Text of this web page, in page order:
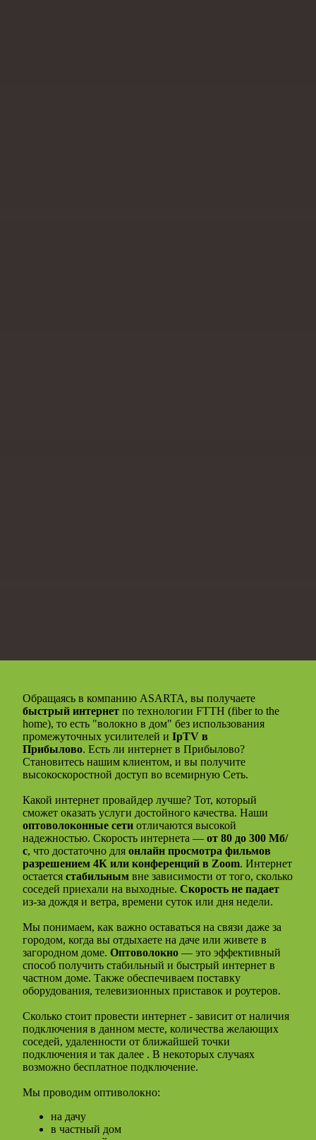
Обращаясь в компанию ASARTA, вы получаете
быстрый интернет по технологии FTTH (fiber to the
home), то есть "волокно в дом" без использования
промежуточных усилителей и IpTV в
Прибылово. Есть ли интернет в Прибылово?
Становитесь нашим клиентом, и вы получите
высокоскоростной доступ во всемирную Сеть.
Какой интернет провайдер лучше? Тот, который
сможет оказать услуги достойного качества. Наши
оптоволоконные сети отличаются высокой
надежностью. Скорость интернета — от 80 до 300 Мб/
с, что достаточно для онлайн просмотра фильмов
разрешением 4К или конференций в Zoom. Интернет
остается стабильным вне зависимости от того, сколько
соседей приехали на выходные. Скорость не падает
из-за дождя и ветра, времени суток или дня недели.
Мы понимаем, как важно оставаться на связи даже за
городом, когда вы отдыхаете на даче или живете в
загородном доме. Оптоволокно — это эффективный
способ получить стабильный и быстрый интернет в
частном доме. Также обеспечиваем поставку
оборудования, телевизионных приставок и роутеров.
Сколько стоит провести интернет - зависит от наличия
подключения в данном месте, количества желающих
соседей, удаленности от ближайшей точки
подключения и так далее . В некоторых случаях
возможно бесплатное подключение.
Мы проводим оптиволокно:
на дачу
в частный дом